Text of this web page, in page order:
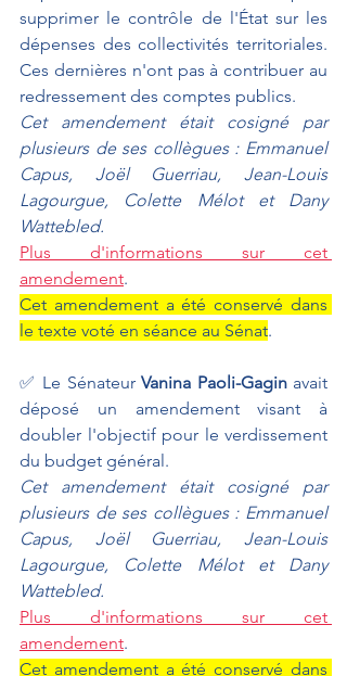
supprimer le contrôle de l'État sur les
dépenses des collectivités territoriales.
Ces dernières n'ont pas à contribuer au
redressement des comptes publics.
Cet amendement était cosigné par
plusieurs de ses collègues : Emmanuel
Capus, Joël Guerriau, Jean-Louis
Lagourgue, Colette Mélot et Dany
Wattebled.
Plus d'informations sur cet
amendement.
Cet amendement a été conservé dans
le texte voté en séance au Sénat.
✅ Le Sénateur Vanina Paoli-Gagin avait
déposé un amendement visant à
doubler l'objectif pour le verdissement
du budget général.
Cet amendement était cosigné par
plusieurs de ses collègues : Emmanuel
Capus, Joël Guerriau, Jean-Louis
Lagourgue, Colette Mélot et Dany
Wattebled.
Plus d'informations sur cet
amendement.
Cet amendement a été conservé dans